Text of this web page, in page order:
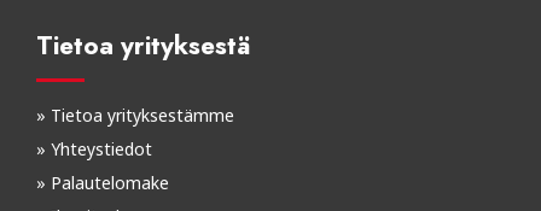
Tietoa yrityksestä
» Tietoa yrityksestämme
» Yhteystiedot
» Palautelomake